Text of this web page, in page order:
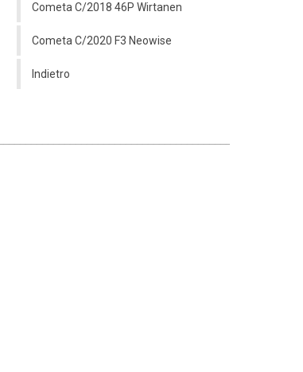
Cometa C/2018 46P Wirtanen
Cometa C/2020 F3 Neowise
Indietro